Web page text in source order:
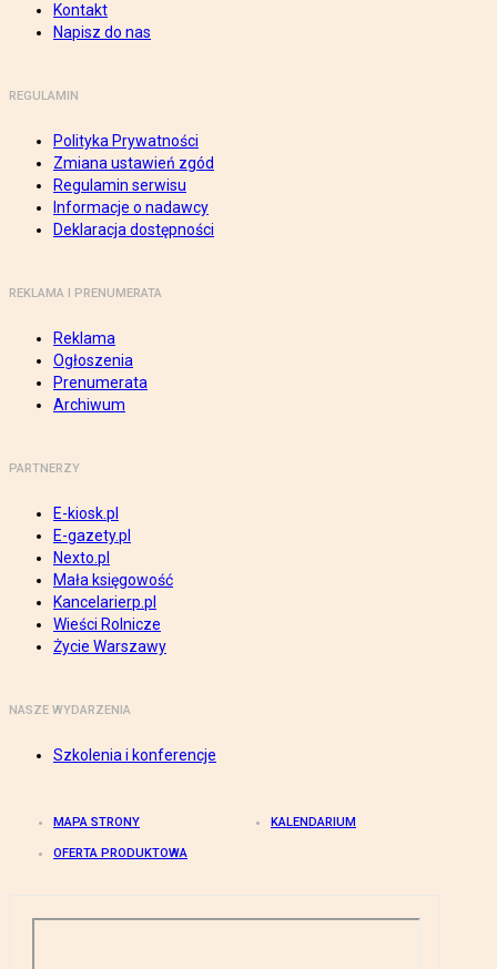
Kontakt
Napisz do nas
REGULAMIN
Polityka Prywatności
Zmiana ustawień zgód
Regulamin serwisu
Informacje o nadawcy
Deklaracja dostępności
REKLAMA I PRENUMERATA
Reklama
Ogłoszenia
Prenumerata
Archiwum
PARTNERZY
E-kiosk.pl
E-gazety.pl
Nexto.pl
Mała księgowość
Kancelarierp.pl
Wieści Rolnicze
Życie Warszawy
NASZE WYDARZENIA
Szkolenia i konferencje
MAPA STRONY KALENDARIUM
OFERTA PRODUKTOWA